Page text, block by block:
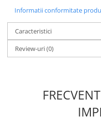
Informatii conformitate
Caracteristici
Review-uri(0)